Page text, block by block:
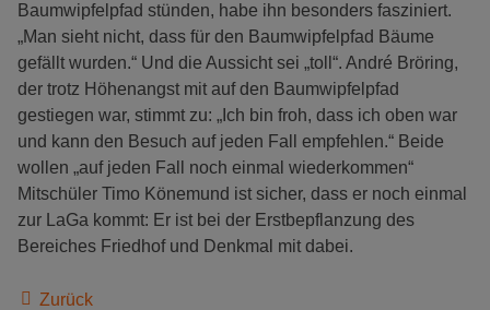
Baumwipfelpfad stünden, habe ihn besonders fasziniert.
„Man sieht nicht, dass für den Baumwipfelpfad Bäume
gefällt wurden.“ Und die Aussicht sei „toll“. André Bröring,
der trotz Höhenangst mit auf den Baumwipfelpfad
gestiegen war, stimmt zu: „Ich bin froh, dass ich oben war
und kann den Besuch auf jeden Fall empfehlen.“ Beide
wollen „auf jeden Fall noch einmal wiederkommen“
Mitschüler Timo Könemund ist sicher, dass er noch einmal
zur LaGa kommt: Er ist bei der Erstbepflanzung des
Bereiches Friedhof und Denkmal mit dabei.
Zurück